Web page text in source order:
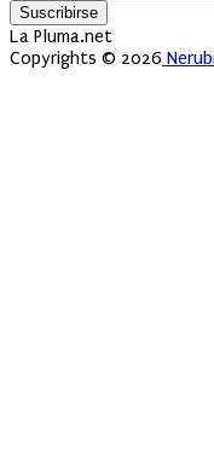
La Pluma.net
Copyrights © 2026